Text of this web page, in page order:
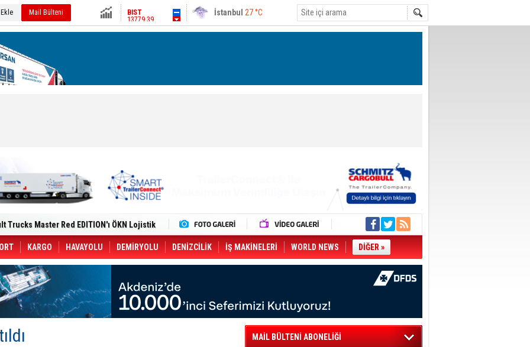
Mail Bülteni
Altın6649.93 Ankara31 °C
Yeni Tesisiyle Küresel Büyümesini
Dron Saldırısı: 3 Mürettebatın
CCO'su Oldu
49 Destinasyonda İndirimli Taşıma
Kargo Haziran 2026 Döneminde %8.5
Dergi)
Dijitalleştiriyor
in June, Up 8.5%
ile Güçlendirdi
Saadia Zahidi Getirildi. IATA Tarihinde İlk
Zahidi as Director General
KARGO HAVAYOLU DEMİRYOLU DENİZCİLİK İŞ MAKİNELERİ WORLD NEWS DİĞER »
MAİL BÜLTENİ ABONELİĞİ